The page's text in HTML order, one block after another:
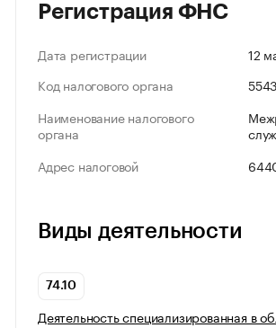
Регистрация ФНС
Дата регистрации
12
Код налогового органа
5543
Наименование налогового
органа
Адрес налоговой
Виды деятельности
74.10
Деятельность специализированная в